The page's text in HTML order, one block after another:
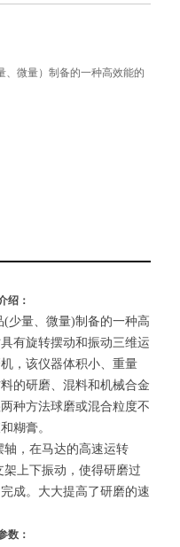
、微量）制备的一种高效能的
绍：
少量、微量)制备的一种高
有旋转摆动和振动三维运
，该仪器体积小、重量
的研磨、混料和机械合金
种方法球磨或混合粒度不
糊膏。
，在马达的高速运转
上下振动，使得研磨过
成。大大提高了研磨的速
数：